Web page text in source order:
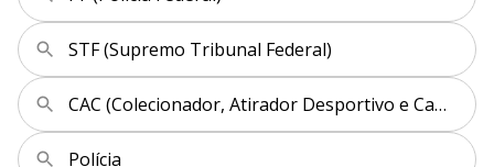
y
V
u
o
STF (Supremo Tribunal Federal)
CAC (Colecionador, Atirador Desportivo e Caçador)
Polícia